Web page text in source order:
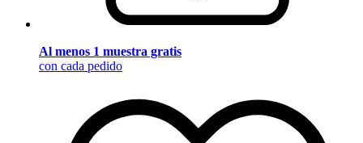
Al menos 1 muestra gratis
con cada pedido